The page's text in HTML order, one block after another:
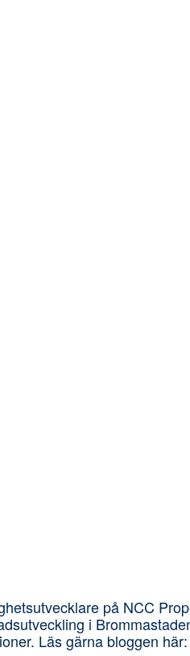
på NCC
i
Läs gärna bloggen här: